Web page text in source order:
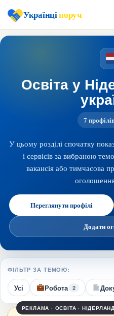
Українціпоруч
Освіта у
7
У цьому розділі спочатку
і сервісів за вибраною
вакансія або тимчасова
Переглянути профілі
Додати
ФІЛЬТР ЗА ТЕМОЮ:
Усі Робота 2
РЕКЛАМА · ОСВІТА ·